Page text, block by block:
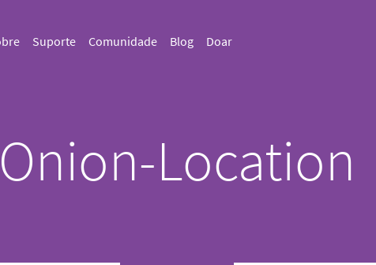
Suporte Comunidade Blog Doar
Location